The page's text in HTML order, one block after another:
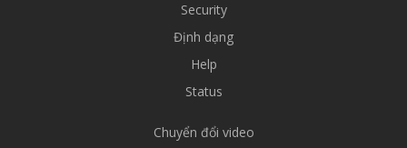
Security
Định dạng
Help
Status
Chuyển đổi video